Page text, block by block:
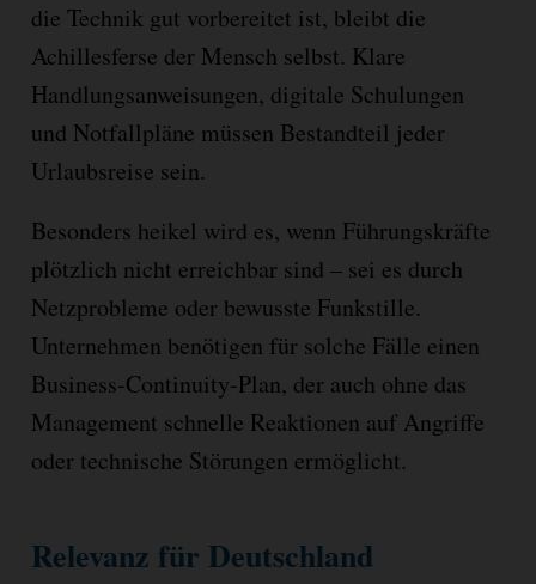
die Technik gut vorbereitet ist, bleibt die
Achillesferse der Mensch selbst. Klare
Handlungsanweisungen, digitale Schulungen
und Notfallpläne müssen Bestandteil jeder
Urlaubsreise sein.
Besonders heikel wird es, wenn Führungskräfte
plötzlich nicht erreichbar sind – sei es durch
Netzprobleme oder bewusste Funkstille.
Unternehmen benötigen für solche Fälle einen
Business-Continuity-Plan, der auch ohne das
Management schnelle Reaktionen auf Angriffe
oder technische Störungen ermöglicht.
Relevanz für Deutschland